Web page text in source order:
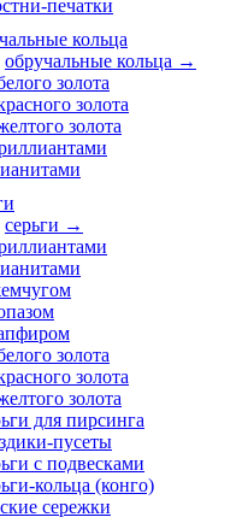
печатки
кольца
обручальные кольца →
золота
золота
золота
серьги →
золота
золота
золота
для пирсинга
пусеты
с подвесками
кольца (конго)
сережки